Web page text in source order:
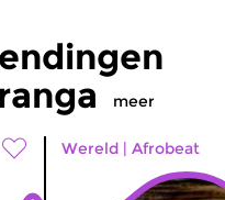
meer
Wereld | Afrobeat